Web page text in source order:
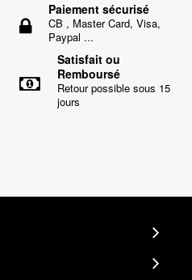
Paiement sécurisé
CB , Master Card, Visa,
Paypal ...
Satisfait ou
Remboursé
Retour possible sous 15
jours